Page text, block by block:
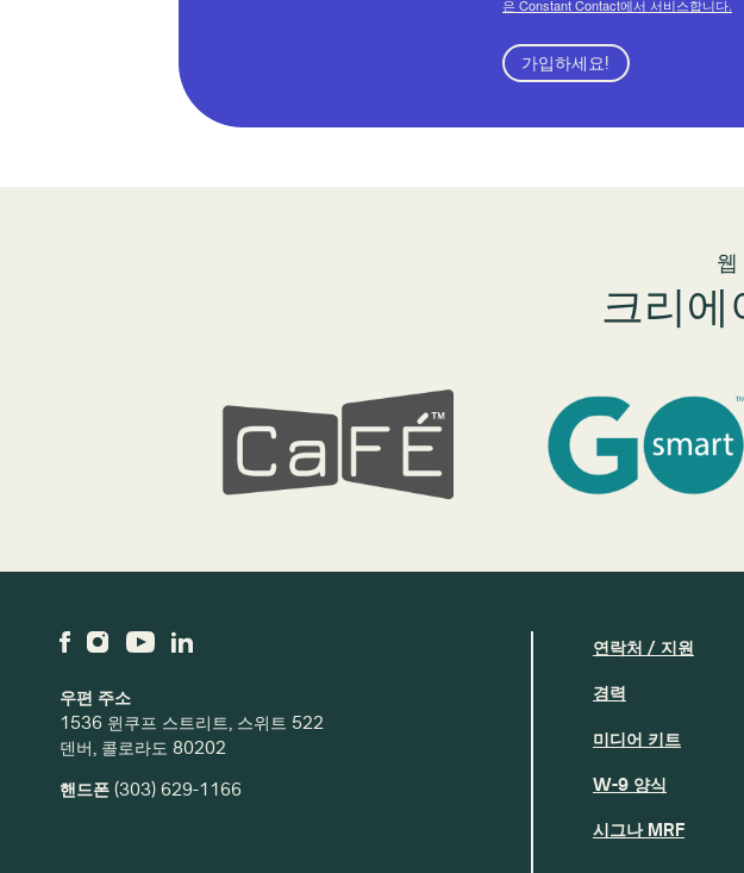
은 Constant Contact에서 서비스합니다.
가입하세요!
웹
크리에
우편 주소
1536 윈쿠프 스트리트, 스위트 522
덴버, 콜로라도 80202
핸드폰 (303) 629-1166
연락처 / 지원
경력
미디어 키트
W-9 양식
시그나 MRF